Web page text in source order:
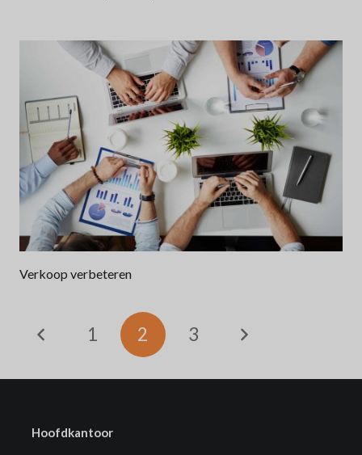
Verkoop verbeteren
1 2 3
Hoofdkantoor